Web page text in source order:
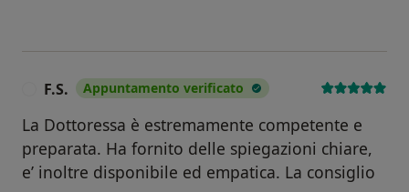
F.S. Appuntamento verificato
La Dottoressa è estremamente competente e
preparata. Ha fornito delle spiegazioni chiare,
e’ inoltre disponibile ed empatica. La consiglio